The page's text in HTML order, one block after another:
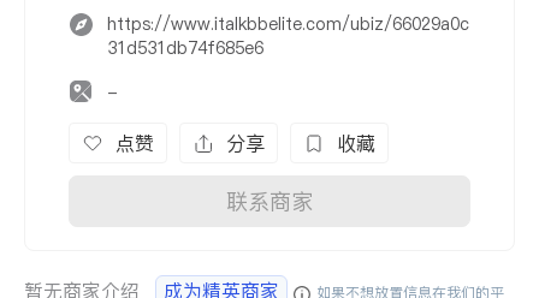
https://www.italkbbelite.com/ubiz/66029a0c
31d531db74f685e6
-
点赞 分享 收藏
联系商家
暂无商家介绍 成为精英商家
如果不想放置信息在我们的平